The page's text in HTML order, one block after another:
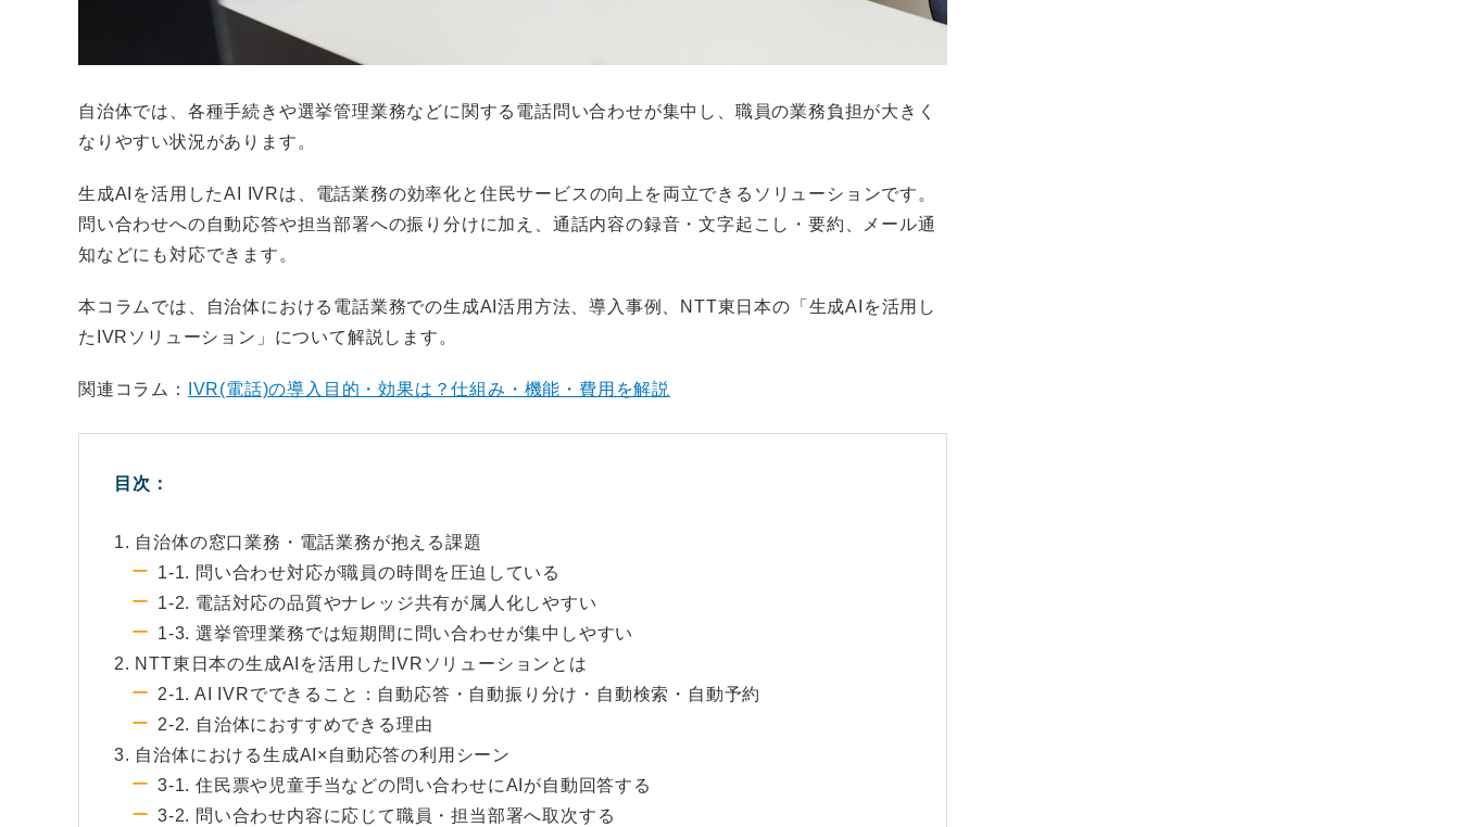
自治体では、各種手続きや選挙管理業務などに関する電話問い合わせが集中し、職員の業務負担が大きく
なりやすい状況があります。
生成AIを活用したAI IVRは、電話業務の効率化と住民サービスの向上を両立できるソリューションです。
問い合わせへの自動応答や担当部署への振り分けに加え、通話内容の録音・文字起こし・要約、メール通
知などにも対応できます。
本コラムでは、自治体における電話業務での生成AI活用方法、導入事例、NTT東日本の「生成AIを活用し
たIVRソリューション」について解説します。
関連コラム： IVR(電話)の導入目的・効果は？仕組み・機能・費用を解説
目次：
1. 自治体の窓口業務・電話業務が抱える課題
1-1. 問い合わせ対応が職員の時間を圧迫している
1-2. 電話対応の品質やナレッジ共有が属人化しやすい
1-3. 選挙管理業務では短期間に問い合わせが集中しやすい
2. NTT東日本の生成AIを活用したIVRソリューションとは
2-1. AI IVRでできること：自動応答・自動振り分け・自動検索・自動予約
2-2. 自治体におすすめできる理由
3. 自治体における生成AI×自動応答の利用シーン
3-1. 住民票や児童手当などの問い合わせにAIが自動回答する
3-2. 問い合わせ内容に応じて職員・担当部署へ取次する